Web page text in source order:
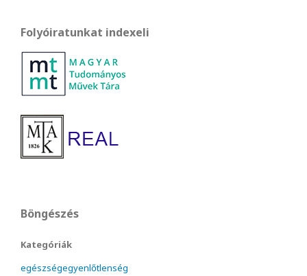
Folyóiratunkat indexeli
Böngészés
Kategóriák
egészségegyenlőtlenség